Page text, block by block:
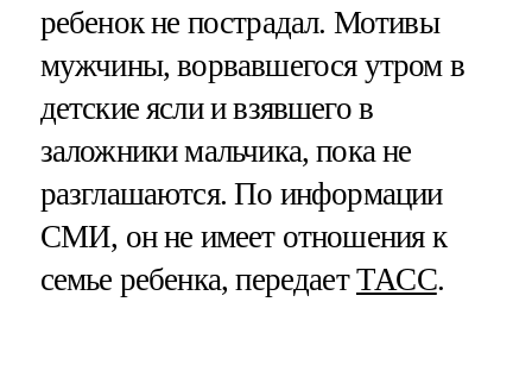
ребенок не пострадал. Мотивы
мужчины, ворвавшегося утром в
детские ясли и взявшего в
заложники мальчика, пока не
разглашаются. По информации
СМИ, он не имеет отношения к
семье ребенка, передаетТАСС.